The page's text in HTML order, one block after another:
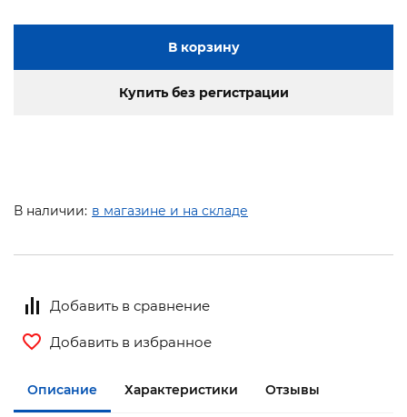
В корзину
Купить без регистрации
В наличии: в магазине и на складе
Добавить в сравнение
Добавить в избранное
Описание Характеристики Отзывы